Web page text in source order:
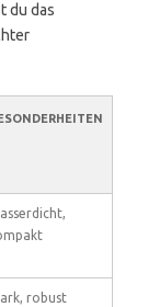
du das
robust